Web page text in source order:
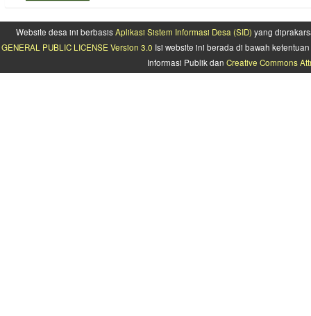
Website desa ini berbasisAplikasi Sistem Informasi Desa (SID) yang
GENERAL PUBLIC LICENSE Version 3.0 Isi website ini berada di bawah
Informasi Publik dan Creative Commons